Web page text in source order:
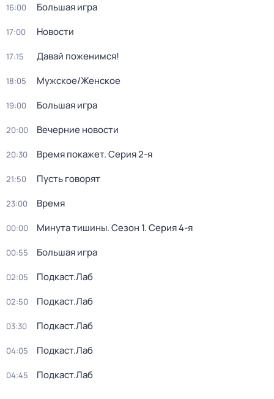
16:00 Большая игра
17:00 Новости
17:15 Давай поженимся!
18:05 Мужское/Женское
19:00 Большая игра
20:00 Вечерние новости
20:30 Время покажет. Серия 2-я
21:50 Пусть говорят
23:00 Время
00:00 Минута тишины. Сезон 1. Серия 4-я
00:55 Большая игра
02:05 Подкаст.Лаб
02:50 Подкаст.Лаб
03:30 Подкаст.Лаб
04:05 Подкаст.Лаб
04:45 Подкаст.Лаб